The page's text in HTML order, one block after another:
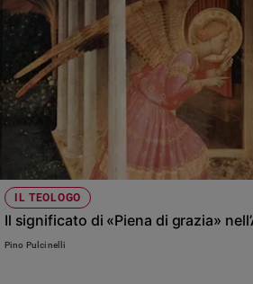
IL TEOLOGO
Il significato di «Piena di grazia»
Pino Pulcinelli